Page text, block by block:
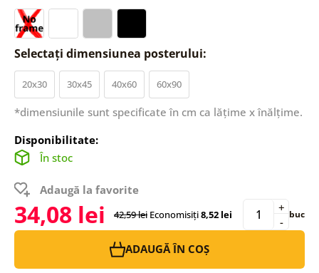
Selectați dimensiunea posterului:
20x30 30x45 40x60 60x90
*dimensiunile sunt specificate în cm ca lățime x înălțime.
Disponibilitate:
În stoc
Adaugă la favorite
34,08 lei 42,59 lei Economisiți8,52 lei -
+ buc
ADAUGĂ ÎN COȘ